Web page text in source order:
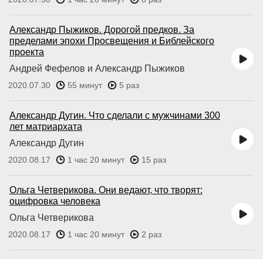
Александр Пыжиков. Дорогой предков. За
пределами эпохи Просвещения и Библейского
проекта
Андрей Фефелов и Александр Пыжиков
2020.07.30 55 минут 5 раз
Александр Дугин. Что сделали с мужчинами 300
лет матриархата
Александр Дугин
2020.08.17 1 час 20 минут 15 раз
Ольга Четверикова. Они ведают, что творят:
оцифровка человека
Ольга Четверикова
2020.08.17 1 час 20 минут 2 раз